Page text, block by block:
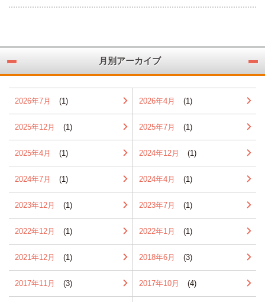
月別アーカイブ
2026年7月 (1) 2026年4月 (1)
2025年12月 (1) 2025年7月 (1)
2025年4月 (1) 2024年12月 (1)
2024年7月 (1) 2024年4月 (1)
2023年12月 (1) 2023年7月 (1)
2022年12月 (1) 2022年1月 (1)
2021年12月 (1) 2018年6月 (3)
2017年11月 (3) 2017年10月 (4)